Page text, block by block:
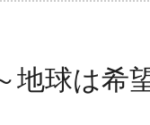
地球は